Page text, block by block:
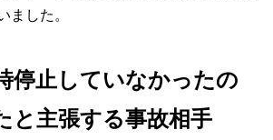
ました。
停止していなかったの
と主張する事故相手